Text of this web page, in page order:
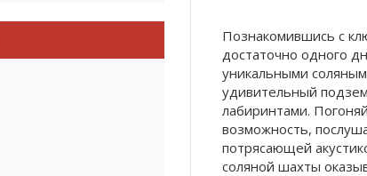
Познакомившись с
достаточно одного
уникальными
удивительный
лабиринтами.
возможность,
потрясающей
соляной шахты